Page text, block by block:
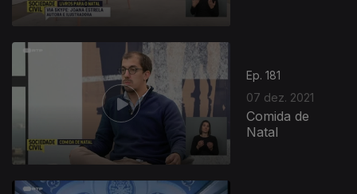
Ep. 181
07 dez. 2021
Comida de
Natal